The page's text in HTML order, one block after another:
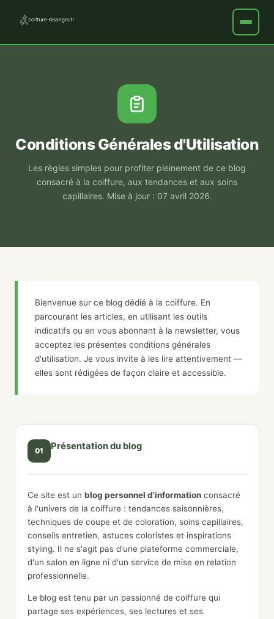
Conditions Générales d'Utilisation
Les règles simples pour profiter pleinement de ce blog
consacré à la coiffure, aux tendances et aux soins
capillaires. Mise à jour : 07 avril 2026.
Bienvenue sur ce blog dédié à la coiffure. En
parcourant les articles, en utilisant les outils
indicatifs ou en vous abonnant à la newsletter, vous
acceptez les présentes conditions générales
d'utilisation. Je vous invite à les lire attentivement —
elles sont rédigées de façon claire et accessible.
01 Présentation du blog
Ce site est un blog personnel d'information consacré
à l'univers de la coiffure : tendances saisonnières,
techniques de coupe et de coloration, soins capillaires,
conseils entretien, astuces coloristes et inspirations
styling. Il ne s'agit pas d'une plateforme commerciale,
d'un salon en ligne ni d'un service de mise en relation
professionnelle.
Le blog est tenu par un passionné de coiffure qui
partage ses expériences, ses lectures et ses